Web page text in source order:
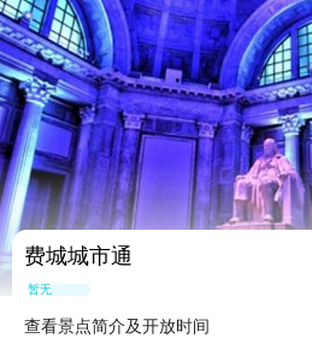
费城城市通
暂无点评
查看景点简介及开放时间
